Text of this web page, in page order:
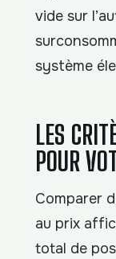
vide sur
système
LES
POUR
Comparer
au prix
total de